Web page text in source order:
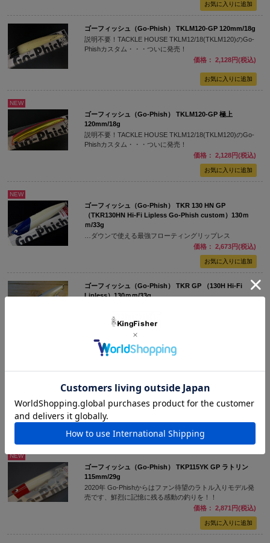
ゴーフィッシュ（Go-Phish） TKLM120-GP 120mm/18g
説明不要！TACKLE HOUSE TKLM12/18(TKLM120)のGo-
Phishカスタム・・・ついに発売！
価格： 2,128円(税込)
NEW
ゴーフィッシュ（Go-Phish） TKLM120-GP 極上
120mm/18g
説明不要！TACKLE HOUSE TKLM12/18(TKLM120)のGo-
Phishカスタム・・・ついに発売！
価格： 2,128円(税込)
NEW
ゴーフィッシュ（Go-Phish） TKR 130 HN GP
（TKR130HN Hi-Fi Lipless Go-Phish custom）130ｍ
ｍ/33g
…ダウンで使える最強フローティングリップレス
価格： 2,673円(税込)
ゴーフィッシュ（Go-Phish） TKR GP （130H Hi-Fi
Lipless）130ｍｍ/33g
TKR GP（シーバスカスタムカラー）としてGo-Phishから
ゴーフィッシュ（Go-Phish） TKP115YK GP 115mm/29g
価格： 2,772円(税込)
NEW
ゴーフィッシュ（Go-Phish） TKP115YK GP ラトリン
115mm/29g
2020年 Go-Phishからはファン待望のラトル入りモデル発
売です、鮮烈に記憶に残る感動の釣りを！！
価格： 2,871円(税込)